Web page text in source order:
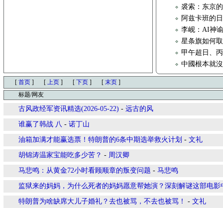
裘索：东京
阿兹卡班的
李岘：AI神
星条旗如何
甲午超日、
中國根本就
[ 首页 ] [ 上页 ] [ 下页 ] [ 末页 ]
标题/网友
古风政经军资讯精选(2026-05-22) - 远古的风
谁赢了韩战 八 - 诺丁山
油箱加满才能赢选票！特朗普的6条中期选举救火计划 - 文礼
胡锦涛温家宝能吃多少苦？ - 周汉卿
马悲鸣：从黄金72小时看顾顺章的叛变问题 - 马悲鸣
监狱来的妈妈，为什么死者的妈妈愿意帮她演？深刻解谜这部电
特朗普为啥缺席大儿子婚礼？去也被骂，不去也被骂！ - 文礼